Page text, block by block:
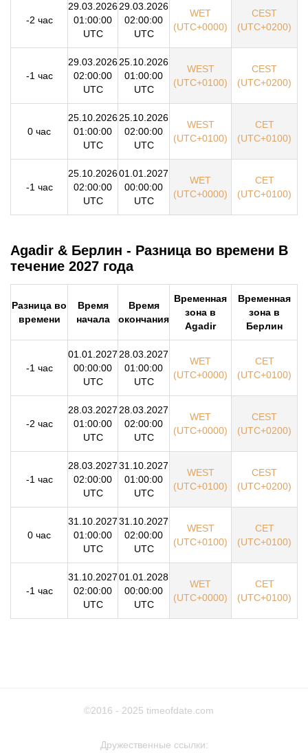
-2 час
29.03.2026
01:00:00
UTC
29.03.2026
02:00:00
UTC
WET
(UTC+0000)
CEST
(UTC+0200)
-1 час
29.03.2026
02:00:00
UTC
25.10.2026
01:00:00
UTC
WEST
(UTC+0100)
CEST
(UTC+0200)
0 час
25.10.2026
01:00:00
UTC
25.10.2026
02:00:00
UTC
WEST
(UTC+0100)
CET
(UTC+0100)
-1 час
25.10.2026
02:00:00
UTC
01.01.2027
00:00:00
UTC
WET
(UTC+0000)
CET
(UTC+0100)
Agadir & Берлин - Разница во времени В
течение 2027 года
Разница во
времени
Время
начала
Время
окончания
Временная
зона в
Agadir
Временная
зона в
Берлин
-1 час
01.01.2027
00:00:00
UTC
28.03.2027
01:00:00
UTC
WET
(UTC+0000)
CET
(UTC+0100)
-2 час
28.03.2027
01:00:00
UTC
28.03.2027
02:00:00
UTC
WET
(UTC+0000)
CEST
(UTC+0200)
-1 час
28.03.2027
02:00:00
UTC
31.10.2027
01:00:00
UTC
WEST
(UTC+0100)
CEST
(UTC+0200)
0 час
31.10.2027
01:00:00
UTC
31.10.2027
02:00:00
UTC
WEST
(UTC+0100)
CET
(UTC+0100)
-1 час
31.10.2027
02:00:00
UTC
01.01.2028
00:00:00
UTC
WET
(UTC+0000)
CET
(UTC+0100)
©2016 - 2025 timeofdate.com
Дружественные ссылки: